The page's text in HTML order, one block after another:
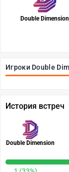
Игроки Double
Double Dimension
История встреч
Double Dimension